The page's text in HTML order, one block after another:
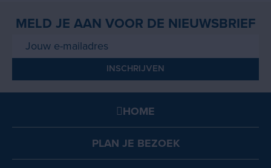
MELD JE AAN VOOR DE NIEUWSBRIEF
HOME
PLAN JE BEZOEK